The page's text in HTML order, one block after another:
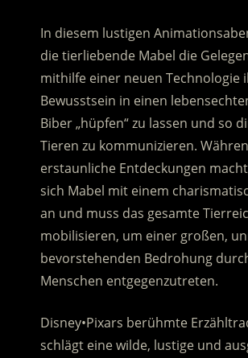
In diesem lustigen
die tierliebende Mabel die
mithilfe einer neuen Technologie
Bewusstsein in einen
Biber „hüpfen“ zu lassen und so
Tieren zu kommunizieren.
erstaunliche Entdeckungen
sich Mabel mit einem
an und muss das gesamte
mobilisieren, um einer großen,
bevorstehenden Bedrohung
Menschen entgegenzutreten.
Disney•Pixars berühmte
schlägt eine wilde, lustige und